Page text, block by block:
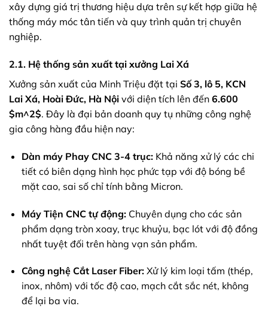
xây dựng giá trị thương hiệu dựa trên sự kết hợp giữa hệ
thống máy móc tân tiến và quy trình quản trị chuyên
nghiệp.
2.1. Hệ thống sản xuất tại xưởng Lai Xá
Xưởng sản xuất của Minh Triệu đặt tại Số 3, lô 5, KCN
Lai Xá, Hoài Đức, Hà Nội với diện tích lên đến 6.600
$m^2$. Đây là đại bản doanh quy tụ những công nghệ
gia công hàng đầu hiện nay:
Dàn máy Phay CNC 3-4 trục:Khả năng xử lý các chi
tiết có biên dạng hình học phức tạp với độ bóng bề
mặt cao, sai số chỉ tính bằng Micron.
Máy Tiện CNC tự động:Chuyên dụng cho các sản
phẩm dạng tròn xoay, trục khuỷu, bạc lót với độ đồng
nhất tuyệt đối trên hàng vạn sản phẩm.
Công nghệ Cắt Laser Fiber:Xử lý kim loại tấm (thép,
inox, nhôm) với tốc độ cao, mạch cắt sắc nét, không
để lại ba via.